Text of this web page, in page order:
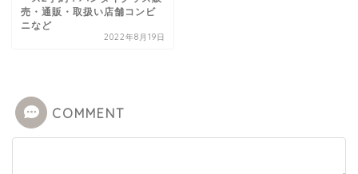
売・通販・取扱い店舗コンビ
ニなど
2022年8月19日
COMMENT